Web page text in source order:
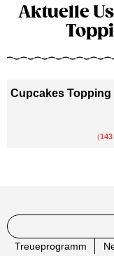
Aktuelle
Cupcakes Topping
(143
Treueprogramm